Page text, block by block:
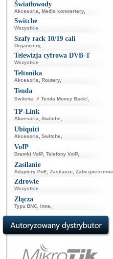
Światłowody
Akcesoria Media konwertery,
Switche
Wszystkie
Szafy rack 10/19 cali
Organizery,
Telewizja cyfrowa DVB-T
Wszystkie
Teltonika
Akcesoria Routery,
Tenda
Switche ⚡ Tenda Money Back!
TP-Link
Akcesoria Switche
Ubiquiti
Akcesoria Switche
VoIP
Bramki VoIP, Telefony VoIP,
Zasilanie
Adaptery PoE Zasilacze Zabezpieczenia
Zdrowie
Wszystkie
Złącza
Typu BNC Inne